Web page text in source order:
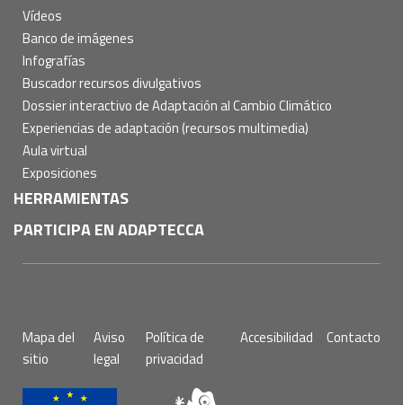
Vídeos
Banco de imágenes
Infografías
Buscador recursos divulgativos
Dossier interactivo de Adaptación al Cambio Climático
Experiencias de adaptación (recursos multimedia)
Aula virtual
Exposiciones
HERRAMIENTAS
PARTICIPA EN ADAPTECCA
de
página
Mapa del
sitio
Aviso
legal
Política de
privacidad
Accesibilidad Contacto